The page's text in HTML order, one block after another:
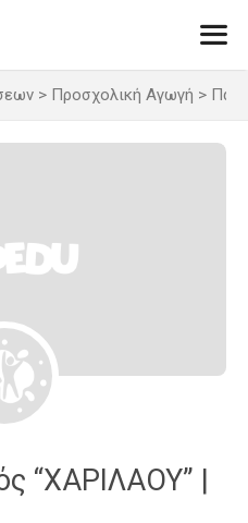
> Προσχολική Αγωγή >
“ΧΑΡΙΛΑΟΥ” |